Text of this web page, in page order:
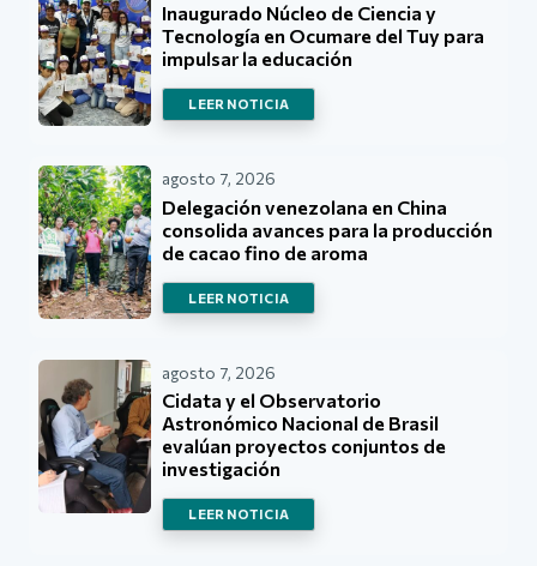
Inaugurado Núcleo de Ciencia y
Tecnología en Ocumare del Tuy para
impulsar la educación
LEER NOTICIA
agosto 7, 2026
Delegación venezolana en China
consolida avances para la producción
de cacao fino de aroma
LEER NOTICIA
agosto 7, 2026
Cidata y el Observatorio
Astronómico Nacional de Brasil
evalúan proyectos conjuntos de
investigación
LEER NOTICIA